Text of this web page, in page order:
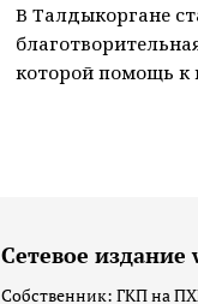
В Талдыкоргане
которой помощь к
Сетевое издание
Собственник: ГКП на